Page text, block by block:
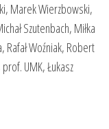
Marek Wierzbowski,
Szutenbach, Miłka
Rafał Woźniak, Robert
UMK, Łukasz